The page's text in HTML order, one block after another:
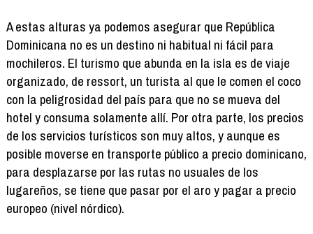
A estas alturas ya podemos asegurar que República
Dominicana no es un destino ni habitual ni fácil para
mochileros. El turismo que abunda en la isla es de viaje
organizado, de ressort, un turista al que le comen el coco
con la peligrosidad del país para que no se mueva del
hotel y consuma solamente allí. Por otra parte, los precios
de los servicios turísticos son muy altos, y aunque es
posible moverse en transporte público a precio dominicano,
para desplazarse por las rutas no usuales de los
lugareños, se tiene que pasar por el aro y pagar a precio
europeo (nivel nórdico).